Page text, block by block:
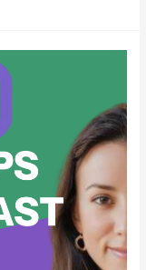
נטוורקינג
ומה
שביניהם